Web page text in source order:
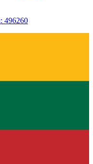
496260